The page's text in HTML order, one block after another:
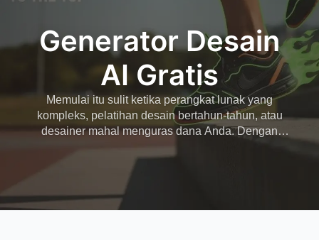
Generator Desain
AI Gratis
Memulai itu sulit ketika perangkat lunak yang
kompleks, pelatihan desain bertahun-tahun, atau
desainer mahal menguras dana Anda. Dengan
langsung membuat desain profesional dan
menghidupkan ide Anda tanpa keterampilan apa